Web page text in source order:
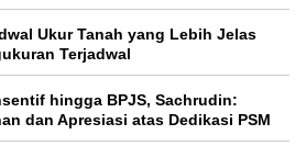
Ukur Tanah yang Lebih Jelas
Terjadwal
hingga BPJS, Sachrudin:
dan Apresiasi atas Dedikasi PSM